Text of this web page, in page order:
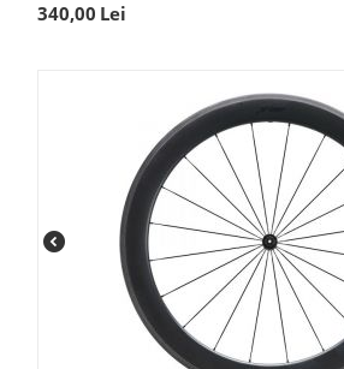
340,00 Lei